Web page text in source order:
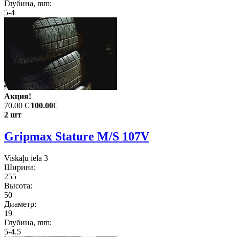
Глубина, mm:
5-4
Акция!
70.00 € 100.00€
2 шт
Gripmax Stature M/S 107V
Viskaļu iela 3
Ширина:
255
Высота:
50
Диаметр:
19
Глубина, mm:
5-4.5